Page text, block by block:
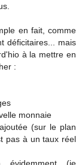
en fait, comme
déficitaires... mais
à la mettre en
:
monnaie
(sur le plan
pas à un taux réel